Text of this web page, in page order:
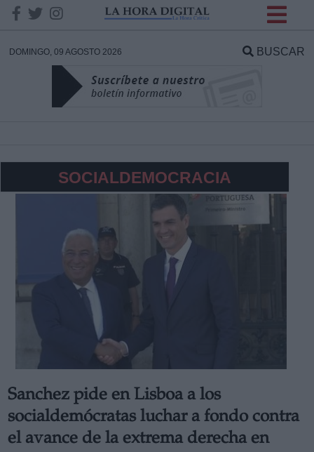
DOMINGO, 09 AGOSTO 2026 BUSCAR
SOCIALDEMOCRACIA
Sanchez pide en Lisboa a los
socialdemócratas luchar a fondo contra
el avance de la extrema derecha en
DATOS
Responsable:
Destinatarios:
Derechos:
link